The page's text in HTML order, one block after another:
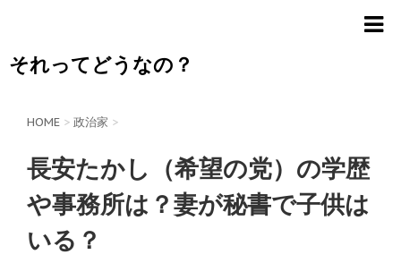
それってどうなの？
HOME > 政治家 >
長安たかし（希望の党）の学歴
や事務所は？妻が秘書で子供は
いる？